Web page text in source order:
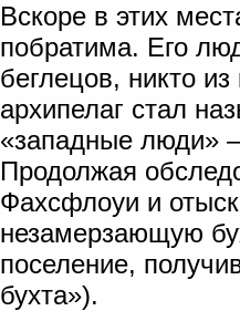
Вскоре в этих
побратима. Его
беглецов, никто
архипелаг стал
«западные люди»
Продолжая
Фахсфлоуи и
незамерзающую
поселение,
бухта»).